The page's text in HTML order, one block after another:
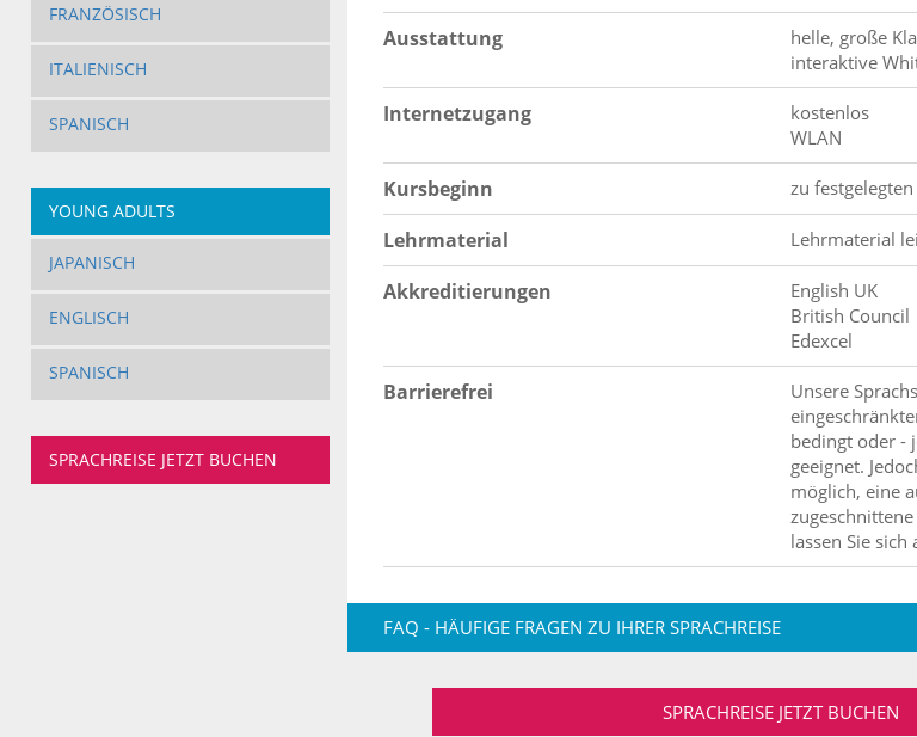
FRANZÖSISCH
ITALIENISCH
SPANISCH
YOUNG ADULTS
JAPANISCH
ENGLISCH
SPANISCH
SPRACHREISE JETZT BUCHEN
Ausstattung
helle, große
interaktive
Internetzugang
kostenlos
WLAN
Kursbeginn zu
Lehrmaterial Lehrmaterial
Akkreditierungen
English UK
British Council
Edexcel
Barrierefrei
Unsere
bedingt oder -
geeignet.
möglich, eine
lassen Sie
FAQ - HÄUFIGE FRAGEN ZU IHRER SPRACHREISE
SPRACHREISE JETZT BUCHEN